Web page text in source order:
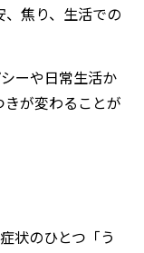
焦り、生活での
ーや日常生活か
が変わることが
状のひとつ「う